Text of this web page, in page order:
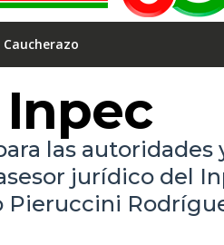
Caucherazo
las autoridades
jurídico del
Pieruccini